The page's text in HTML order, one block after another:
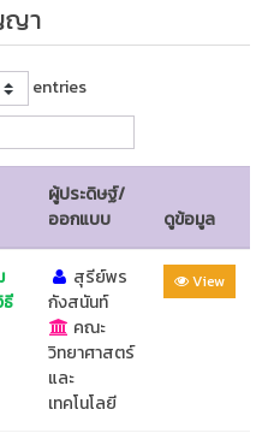
ญา
entries
ผู้ประดิษฐ์/
ออกแบบ
ดูข้อมูล
สุรีย์พร
กังสนันท์
คณะ
วิทยาศาสตร์
และ
เทคโนโลยี
View